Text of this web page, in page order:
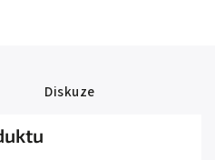
Diskuze